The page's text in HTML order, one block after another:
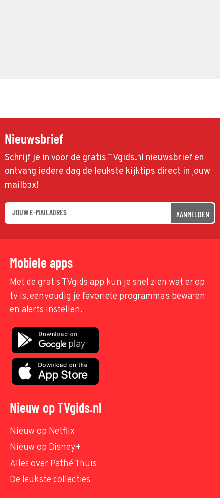
Nieuwsbrief
Schrijf je in voor de gratis TVgids.nl nieuwsbrief en
ontvang iedere dag de leukste kijktips direct in jouw
mailbox!
AANMELDEN
Mobiele apps
Met de gratis TVgids app kun je snel zien wat er op
tv is, eenvoudig je favoriete programma's bewaren
en alerts instellen.
Nieuw op TVgids.nl
Nieuw op Netflix
Nieuw op Disney+
Alles over Pathé Thuis
De leukste collecties